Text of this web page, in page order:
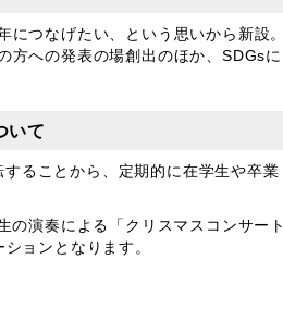
つなげたい、という思いから新設。
方への発表の場創出のほか、SDGsに
いて
ることから、定期的に在学生や卒業
演奏による「クリスマスコンサート
ョンとなります。